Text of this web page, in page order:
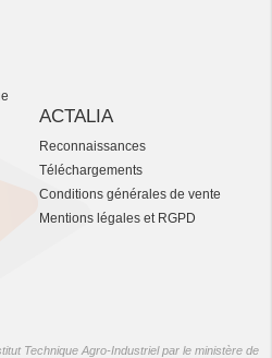
ACTALIA
Reconnaissances
Téléchargements
Conditions générales de vente
Mentions légales et RGPD
Technique Agro-Industriel par le ministère de